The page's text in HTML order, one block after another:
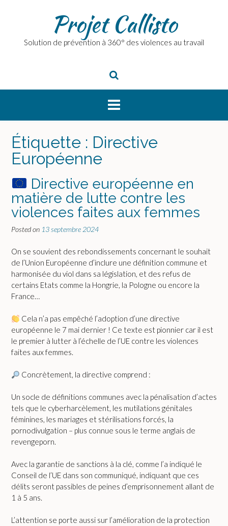
Projet Callisto
Solution de prévention à 360° des violences au travail
Étiquette : Directive
Européenne
Directive européenne en
matière de lutte contre les
violences faites aux femmes
Posted on 13 septembre 2024
On se souvient des rebondissements concernant le souhait
de l’Union Européenne d’inclure une définition commune et
harmonisée du viol dans sa législation, et des refus de
certains Etats comme la Hongrie, la Pologne ou encore la
France…
Cela n’a pas empêché l’adoption d’une directive
européenne le 7 mai dernier ! Ce texte est pionnier car il est
le premier à lutter à l’échelle de l’UE contre les violences
faites aux femmes.
Concrètement, la directive comprend :
Un socle de définitions communes avec la pénalisation d’actes
tels que le cyberharcèlement, les mutilations génitales
féminines, les mariages et stérilisations forcés, la
pornodivulgation – plus connue sous le terme anglais de
revengeporn.
Avec la garantie de sanctions à la clé, comme l’a indiqué le
Conseil de l’UE dans son communiqué, indiquant que ces
délits seront passibles de peines d’emprisonnement allant de
1 à 5 ans.
L’attention se porte aussi sur l’amélioration de la protection